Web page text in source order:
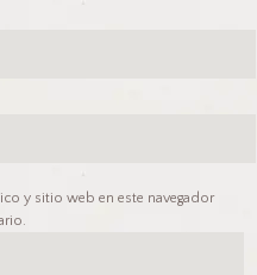
y sitio web en este navegador